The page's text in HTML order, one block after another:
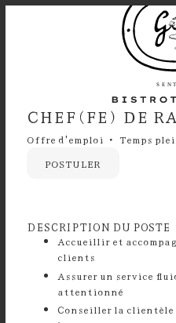
CHEF(FE) DE
Offre d'emploi Temps
POSTULER
DESCRIPTION DU POSTE
Accueillir et
Assurer un service
Conseiller la clientèle